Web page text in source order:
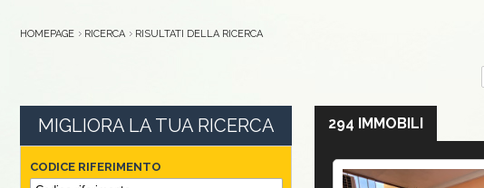
HOMEPAGE RICERCA RISULTATI DELLA RICERCA
MIGLIORA LA TUA RICERCA
CODICE RIFERIMENTO
294 IMMOBILI